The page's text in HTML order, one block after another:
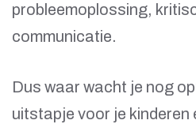
probleemoplossing,
communicatie.
Dus waar wacht je nog
uitstapje voor je kinderen